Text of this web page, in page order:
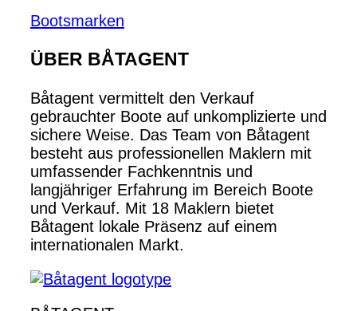
Bootsmarken
ÜBER BÅTAGENT
Båtagent vermittelt den Verkauf
gebrauchter Boote auf unkomplizierte und
sichere Weise. Das Team von Båtagent
besteht aus professionellen Maklern mit
umfassender Fachkenntnis und
langjähriger Erfahrung im Bereich Boote
und Verkauf. Mit 18 Maklern bietet
Båtagent lokale Präsenz auf einem
internationalen Markt.